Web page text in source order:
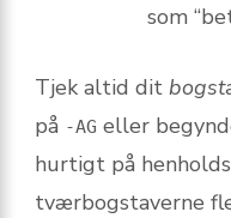
som
Tjek altid dit
på -AG eller
hurtigt på
tværbogstaverne